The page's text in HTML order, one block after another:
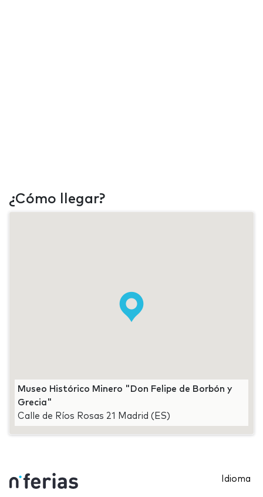
¿Cómo llegar?
Museo Histórico Minero "Don Felipe de Borbón y
Grecia"
Calle de Ríos Rosas 21 Madrid (ES)
Idioma